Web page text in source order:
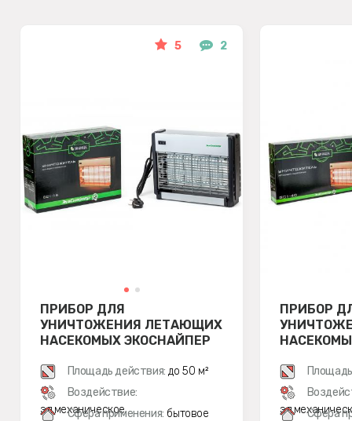
5 2
ПРИБОР ДЛЯ
УНИЧТОЖЕНИЯ ЛЕТАЮЩИХ
НАСЕКОМЫХ ЭКОСНАЙПЕР
Площадь действия: до 50 м²
Воздействие:
эл.механическое
Сфера применения: бытовое
ПРИБОР
Сфера